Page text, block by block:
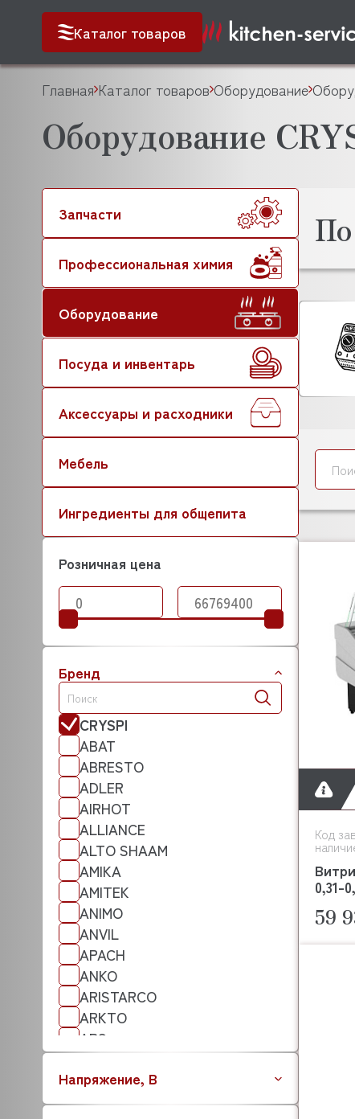
Каталог товаров
Главная Каталог товаров Оборудование
Оборудование
Запчасти
Профессиональная химия
Оборудование
Посуда и инвентарь
Аксессуары и расходники
Мебель
Ингредиенты для общепита
Розничная цена
Бренд
CRYSPI
ABAT
ABRESTO
ADLER
AIRHOT
ALLIANCE
ALTO SHAAM
AMIKA
AMITEK
ANIMO
ANVIL
APACH
ANKO
ARISTARCO
ARKTO
APS
ATA
ATESY (АТЕСИ)
ATOLLSPEED
Напряжение, В
Код
0,31-
59